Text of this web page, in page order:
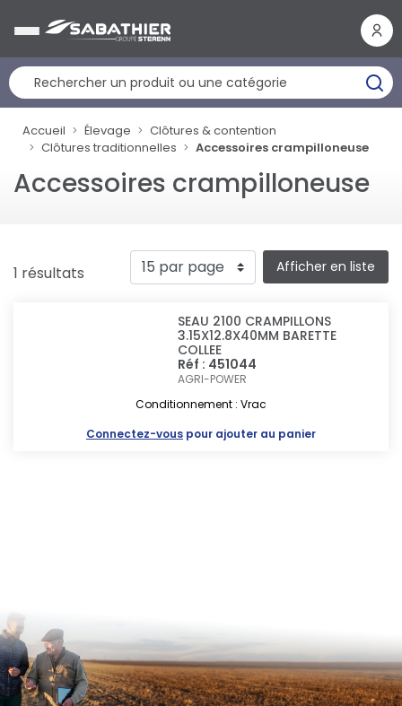
Accueil Élevage
Clôtures & contention
Clôtures traditionnelles
Accessoires crampilloneuse
Accessoires crampilloneuse
1 résultats Afficher en liste
SEAU 2100 CRAMPILLONS
3.15X12.8X40MM BARETTE
COLLEE
Réf : 451044
AGRI-POWER
Conditionnement : Vrac
Connectez-vous pour ajouter au panier